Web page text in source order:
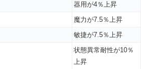
器用が4％上昇
魔力が7.5％上昇
敏捷が7.5％上昇
状態異常耐性が10％
上昇